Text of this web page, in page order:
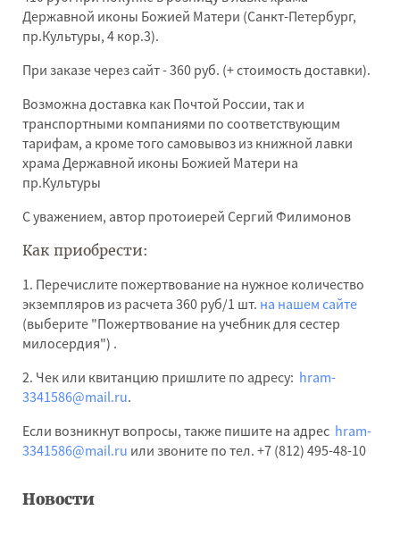
Державной иконы Божией Матери (Санкт-Петербург,
пр.Культуры, 4 кор.3).
При заказе через сайт - 360 руб. (+ стоимость доставки).
Возможна доставка как Почтой России, так и
транспортными компаниями по соответствующим
тарифам, а кроме того самовывоз из книжной лавки
храма Державной иконы Божией Матери на
пр.Культуры
С уважением, автор протоиерей Сергий Филимонов
Как приобрести:
1. Перечислите пожертвование на нужное количество
экземпляров из расчета 360 руб/1 шт. на нашем сайте
(выберите "Пожертвование на учебник для сестер
милосердия") .
2. Чек или квитанцию пришлите по адресу: hram-
3341586@mail.ru.
Если возникнут вопросы, также пишите на адрес hram-
3341586@mail.ru или звоните по тел. +7 (812) 495-48-10
Новости